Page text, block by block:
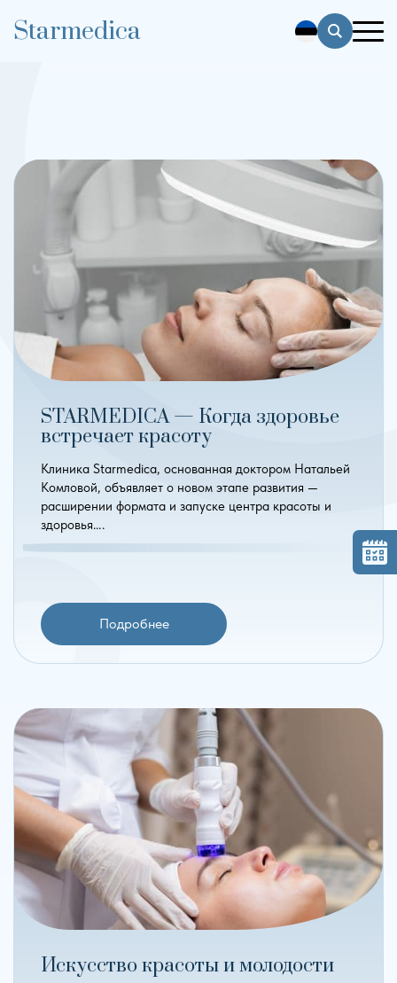
Starmedica
STARMEDICA — Когда здоровье
встречает красоту
Клиника Starmedica, основанная доктором Натальей
Комловой, объявляет о новом этапе развития —
расширении формата и запуске центра красоты и
здоровья….
Подробнее
Искусство красоты и молодости